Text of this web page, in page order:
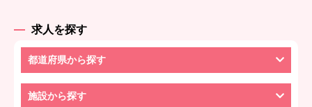
求人を探す
都道府県から探す
施設から探す